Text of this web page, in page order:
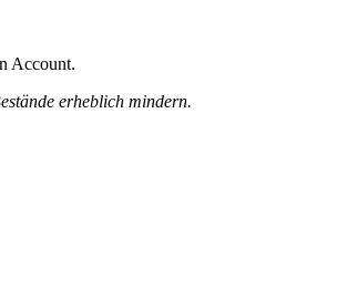
Account.
erheblich mindern.